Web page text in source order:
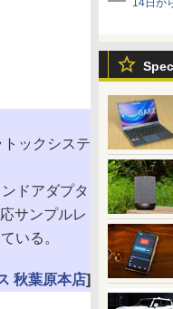
14日か
ックシステ
ドアダプタ
サンプルレ
いる。
秋葉原本店]